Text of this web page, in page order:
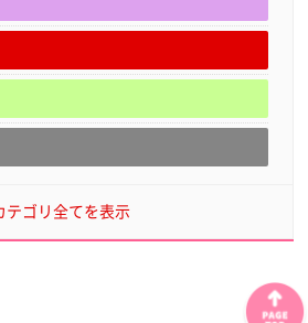
テゴリ全てを表示